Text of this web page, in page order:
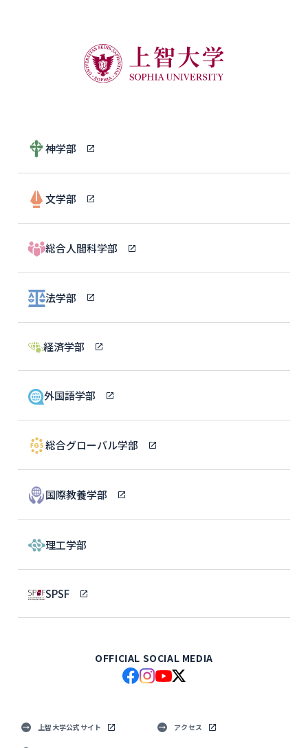
神学部
文学部
総合人間科学部
法学部
経済学部
外国語学部
総合グローバル学部
国際教養学部
理工学部
SPSF
OFFICIAL SOCIAL MEDIA
上智大学公式サイト アクセス